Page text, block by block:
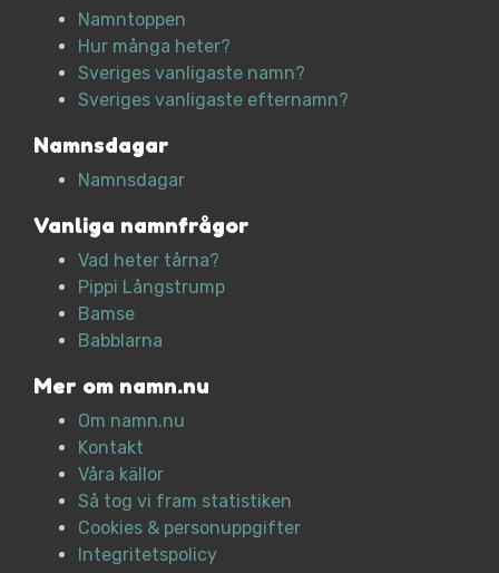
Namntoppen
Hur många heter?
Sveriges vanligaste namn?
Sveriges vanligaste efternamn?
Namnsdagar
Namnsdagar
Vanliga namnfrågor
Vad heter tårna?
Pippi Långstrump
Bamse
Babblarna
Mer om namn.nu
Om namn.nu
Kontakt
Våra källor
Så tog vi fram statistiken
Cookies & personuppgifter
Integritetspolicy